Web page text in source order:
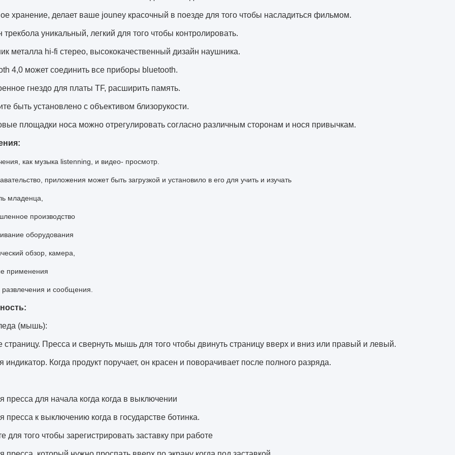
хранение, делает ваше jouney красочный в поезде для того чтобы насладиться фильмом.
трекбола уникальный, легкий для того чтобы контролировать.
металла hi-fi стерео, высококачественный дизайн наушника.
4,0 может соединить все приборы bluetooth.
гнездо для платы TF, расширить память.
быть установлено с объективом близорукости.
площадки носа можно отрегулировать согласно различным сторонам и нося привычкам.
как музыка listenning, и видео- просмотр.
приложения может быть загрузкой и установило в его для учить и изучать
младенца,
производство
оборудования
обзор, камера,
применения
и сообщения.
(мышь):
страницу. Пресса и свернуть мышь для того чтобы двинуть страницу вверх и вниз или правый и левый.
индикатор. Когда продукт поручает, он красен и поворачивает после полного разряда.
пресса для начала когда когда в выключении
пресса к выключению когда в государстве ботинка.
для того чтобы зарегистрировать заставку при работе